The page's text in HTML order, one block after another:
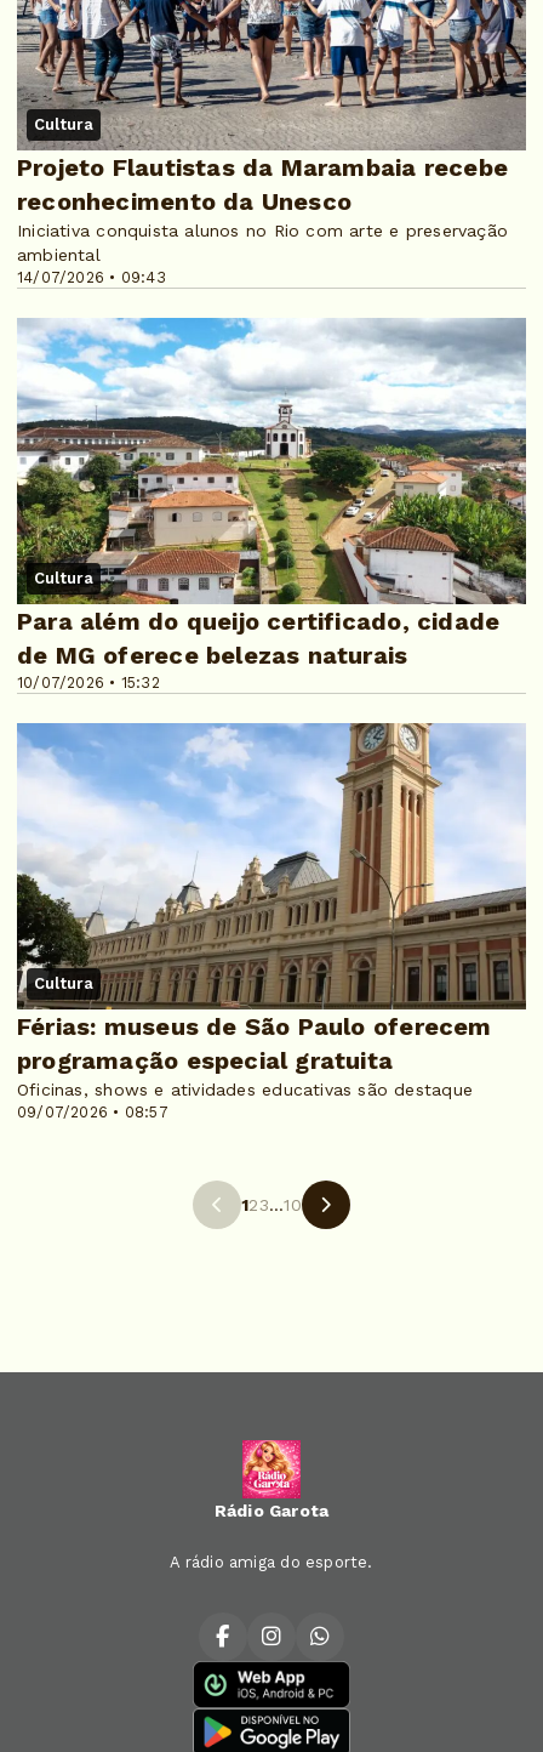
Cultura
14/07/2026 • 09:43
Projeto Flautistas da Marambaia recebe
reconhecimento da Unesco
Iniciativa conquista alunos no Rio com arte e preservação
ambiental
Cultura
10/07/2026 • 15:32
Para além do queijo certificado, cidade
de MG oferece belezas naturais
Cultura
09/07/2026 • 08:57
Férias: museus de São Paulo oferecem
programação especial gratuita
Oficinas, shows e atividades educativas são destaque
123...10
Rádio Garota
A rádio amiga do esporte.